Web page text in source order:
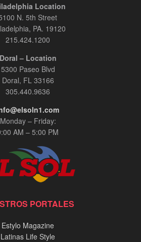
Location
N. 5th Street
PA. 19120
215.424.1200
Doral – Location
5300 Paseo Blvd
Doral, FL 33166
305.440.9636
Monday – Friday:
AM – 5:00 PM
PORTALES
Estylo Magazine
Latinas Life Style